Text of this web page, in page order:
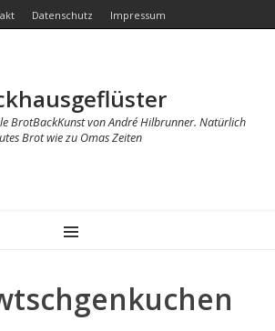
Datenschutz Impressum
BrotBackKunst von André Hilbrunner. Natürlich
Brot wie zu Omas Zeiten
MENU